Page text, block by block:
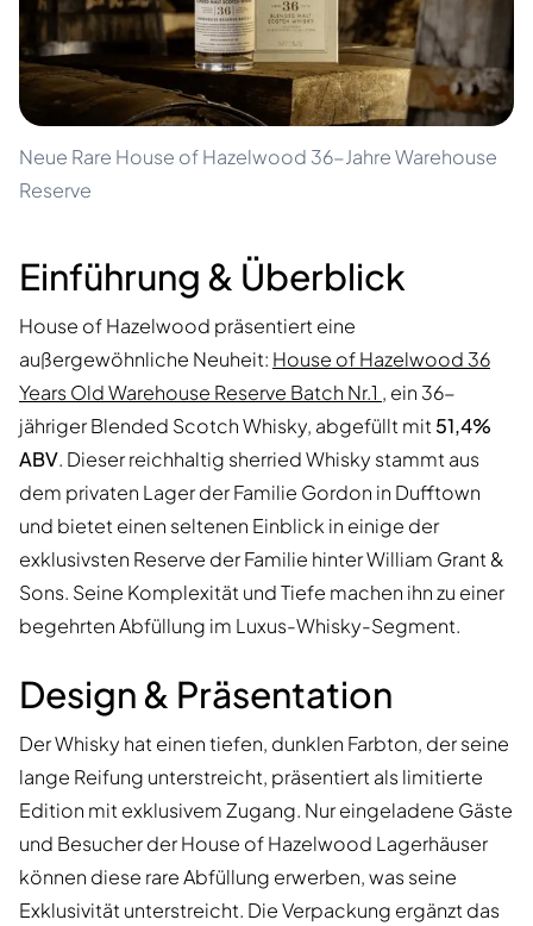
Neue Rare House of Hazelwood 36-Jahre Warehouse
Reserve
Einführung & Überblick
House of Hazelwood präsentiert eine
außergewöhnliche Neuheit: House of Hazelwood 36
Years Old Warehouse Reserve Batch Nr.1 , ein 36-
jähriger Blended Scotch Whisky, abgefüllt mit 51,4%
ABV. Dieser reichhaltig sherried Whisky stammt aus
dem privaten Lager der Familie Gordon in Dufftown
und bietet einen seltenen Einblick in einige der
exklusivsten Reserve der Familie hinter William Grant &
Sons. Seine Komplexität und Tiefe machen ihn zu einer
begehrten Abfüllung im Luxus-Whisky-Segment.
Design & Präsentation
Der Whisky hat einen tiefen, dunklen Farbton, der seine
lange Reifung unterstreicht, präsentiert als limitierte
Edition mit exklusivem Zugang. Nur eingeladene Gäste
und Besucher der House of Hazelwood Lagerhäuser
können diese rare Abfüllung erwerben, was seine
Exklusivität unterstreicht. Die Verpackung ergänzt das